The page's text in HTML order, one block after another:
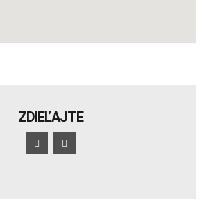
ZDIEĽAJTE